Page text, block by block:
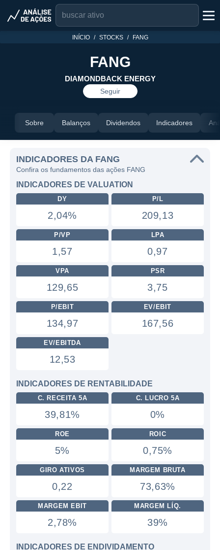
INÍCIO STOCKS FANG
FANG
DIAMONDBACK ENERGY
Seguir
Sobre Balanços Dividendos Indicadores
INDICADORES DA FANG
Confira os fundamentos das ações FANG
INDICADORES DE VALUATION
DY
2,04%
P/L
209,13
P/VP
1,57
LPA
0,97
VPA
129,65
PSR
3,75
P/EBIT
134,97
EV/EBIT
167,56
EV/EBITDA
12,53
INDICADORES DE RENTABILIDADE
C. RECEITA 5A
39,81%
C. LUCRO 5A
0%
ROE
5%
ROIC
0,75%
GIRO ATIVOS
0,22
MARGEM BRUTA
73,63%
MARGEM EBIT
2,78%
MARGEM LÍQ.
39%
INDICADORES DE ENDIVIDAMENTO